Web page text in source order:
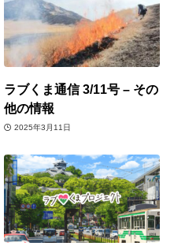
ラブくま通信 3/11号 – その
他の情報
2025年3月11日